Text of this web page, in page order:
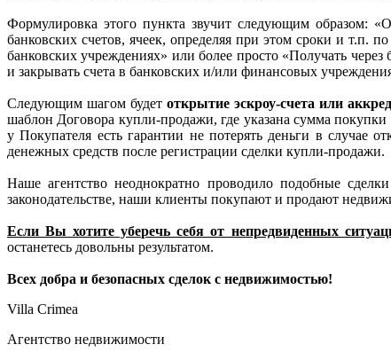
Формулировка этого пункта звучит следующим образом:
банковских счетов, ячеек, определяя при этом сроки и т.п.
банковских учреждениях» или более просто «Получать
и закрывать счета в банковских и/или финансовых
Следующим шагом будет открытие эскроу-счета или
шаблон Договора купли-продажи, где указана сумма
у Покупателя есть гарантии не потерять деньги в случае
денежных средств после регистрации сделки купли-продажи.
Наше агентство неоднократно проводило подобные
законодательстве, наши клиенты покупают и продают
Если Вы хотите уберечь себя от непредвиденных
останетесь довольны результатом.
Всех добра и безопасных сделок с недвижимостью!
Villa Crimea
Агентство недвижимости